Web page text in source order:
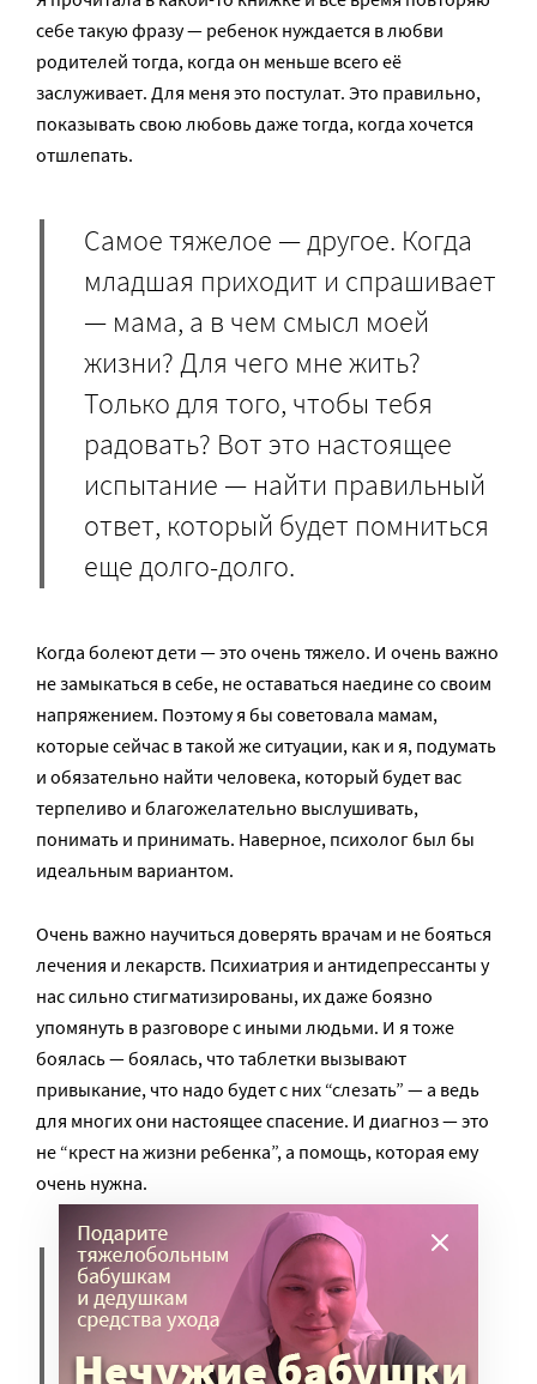
себе такую фразу — ребенок нуждается в любви
родителей тогда, когда он меньше всего её
заслуживает. Для меня это постулат. Это правильно,
показывать свою любовь даже тогда, когда хочется
отшлепать.
Самое тяжелое — другое. Когда
младшая приходит и спрашивает
— мама, а в чем смысл моей
жизни? Для чего мне жить?
Только для того, чтобы тебя
радовать? Вот это настоящее
испытание — найти правильный
ответ, который будет помниться
еще долго-долго.
Когда болеют дети — это очень тяжело. И очень важно
не замыкаться в себе, не оставаться наедине со своим
напряжением. Поэтому я бы советовала мамам,
которые сейчас в такой же ситуации, как и я, подумать
и обязательно найти человека, который будет вас
терпеливо и благожелательно выслушивать,
понимать и принимать. Наверное, психолог был бы
идеальным вариантом.
Очень важно научиться доверять врачам и не бояться
лечения и лекарств. Психиатрия и антидепрессанты у
нас сильно стигматизированы, их даже боязно
упомянуть в разговоре с иными людьми. И я тоже
боялась — боялась, что таблетки вызывают
привыкание, что надо будет с них “слезать” — а ведь
для многих они настоящее спасение. И диагноз — это
не “крест на жизни ребенка”, а помощь, которая ему
очень нужна.
И нужно обязательно что-то
делать для себя. Что-то, что
радует, что дает ресурс, что